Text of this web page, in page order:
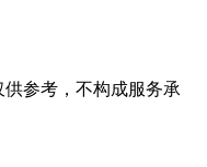
参考，不构成服务承